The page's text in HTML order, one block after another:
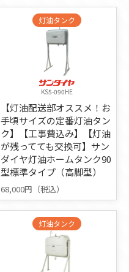
灯油タンク
KS5-090HE
【灯油配送部オススメ！お
手頃サイズの定番灯油タン
ク】【工事費込み】【灯油
が残ってても交換可】サン
ダイヤ灯油ホームタンク90
型標準タイプ（高脚型）
68,000円（税込）
灯油タンク